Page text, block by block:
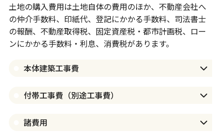
土地の購入費用は土地自体の費用のほか、不動産会社へ
の仲介手数料、印紙代、登記にかかる手数料、司法書士
の報酬、不動産取得税、固定資産税・都市計画税、ロー
ンにかかる手数料・利息、消費税があります。
本体建築工事費
付帯工事費（別途工事費）
諸費用